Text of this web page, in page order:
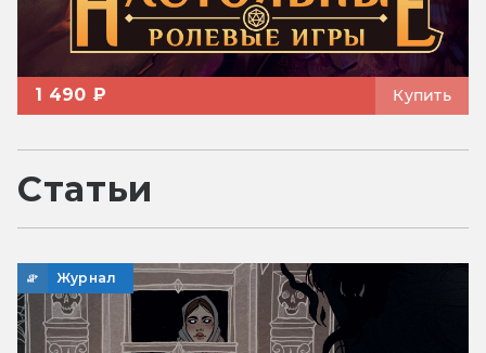
1 490 ₽ Купить
Статьи
Журнал